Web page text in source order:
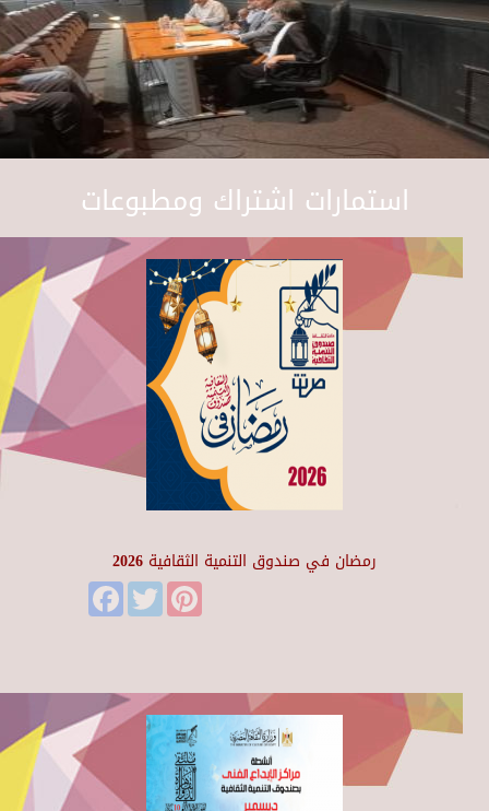
استمارات اشتراك ومطبوعات
رمضان في صندوق التنمية الثقافية 2026
FacebookTwitter